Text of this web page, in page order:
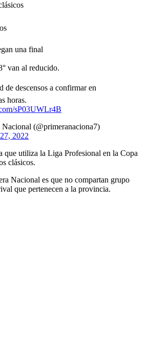
una final
van al reducido.
descensos a confirmar en
horas.
sP03UWLr4B
(@primeranaciona7)
2022
que utiliza la Liga Profesional en la Copa
clásicos.
Nacional es que no compartan grupo
que pertenecen a la provincia.